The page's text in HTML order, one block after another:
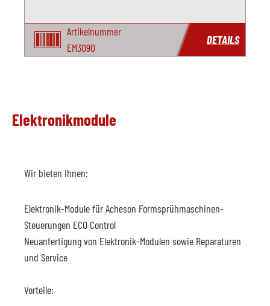
Artikelnummer
EM3090
DETAILS
Elektronikmodule
Wir bieten Ihnen:
Elektronik-Module für Acheson Formsprühmaschinen-
Steuerungen ECO Control
Neuanfertigung von Elektronik-Modulen sowie Reparaturen
und Service
Vorteile: